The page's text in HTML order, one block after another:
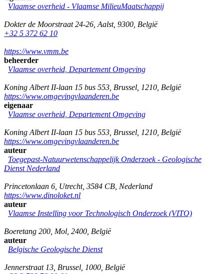
Vlaamse overheid - Vlaamse MilieuMaatschappij
Dokter de Moorstraat 24-26 Aalst, 9300 België
+32 5 372 62 10
https://www.vmm.be
beheerder
Vlaamse overheid, Departement Omgeving
Koning Albert II-laan 15 bus 553 Brussel 1210 België
https://www.omgevingvlaanderen.be
eigenaar
Vlaamse overheid, Departement Omgeving
Koning Albert II-laan 15 bus 553 Brussel 1210 België
https://www.omgevingvlaanderen.be
auteur
Toegepast-Natuurwetenschappelijk Onderzoek - Geologische
Dienst Nederland
Princetonlaan 6 Utrecht, 3584 CB Nederland
https://www.dinoloket.nl
auteur
Vlaamse Instelling voor Technologisch Onderzoek (VITO)
Boeretang 200 Mol 2400 België
auteur
Belgische Geologische Dienst
Jennerstraat 13 Brussel 1000 België